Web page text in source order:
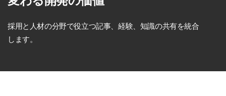
採用と人材の分野で役立つ記事、経験、知識の共有を統合
します。